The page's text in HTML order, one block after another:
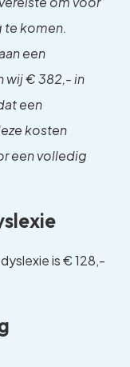
te komen.
een
wij€ 382,- in
een
kosten
een volledig
is € 128,-